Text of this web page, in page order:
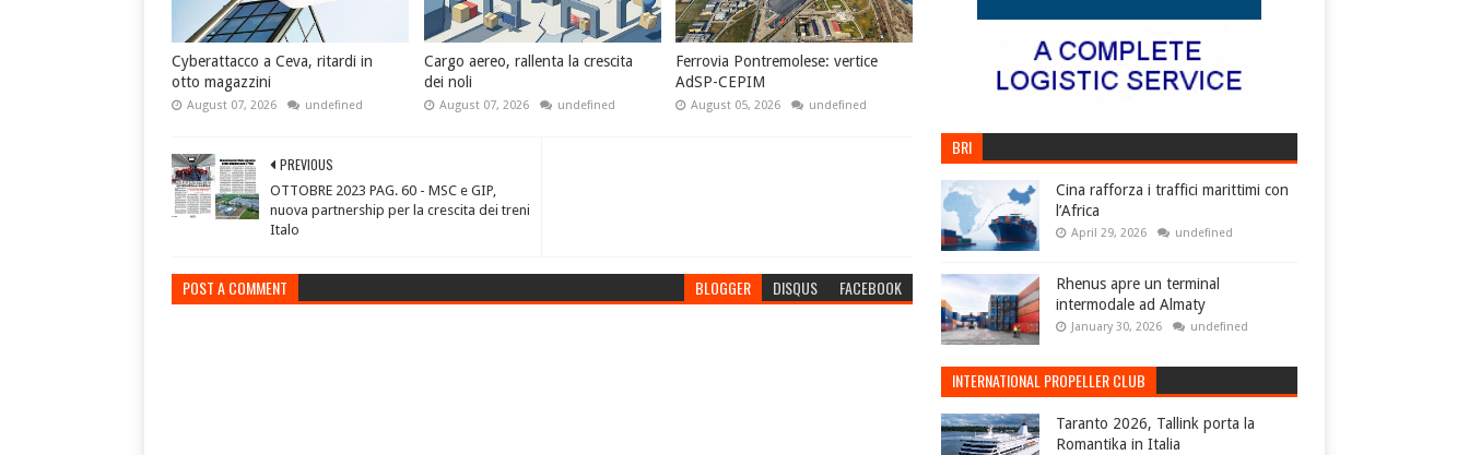
Cyberattacco a Ceva, ritardi in
otto magazzini
August 07, 2026 undefined
Cargo aereo, rallenta la crescita
dei noli
August 07, 2026 undefined
Ferrovia Pontremolese: vertice
AdSP-CEPIM
August 05, 2026 undefined
PREVIOUS
OTTOBRE 2023 PAG. 60 - MSC e GIP,
nuova partnership per la crescita dei treni
Italo
POST A COMMENT BLOGGER DISQUS FACEBOOK
BRI
Cina rafforza i traffici marittimi con
l’Africa
April 29, 2026 undefined
Rhenus apre un terminal
intermodale ad Almaty
January 30, 2026 undefined
INTERNATIONAL PROPELLER CLUB
Taranto 2026, Tallink porta la
Romantika in Italia